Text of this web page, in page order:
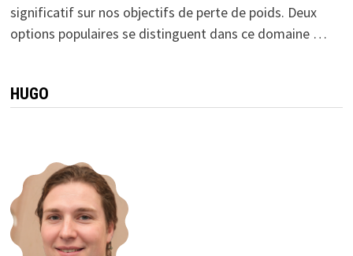
significatif sur nos objectifs de perte de poids. Deux
options populaires se distinguent dans ce domaine …
HUGO